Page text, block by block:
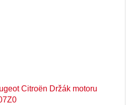
Citroën Držák motoru